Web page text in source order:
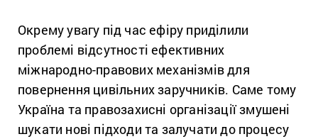
Окрему увагу під час ефіру приділили
проблемі відсутності ефективних
міжнародно-правових механізмів для
повернення цивільних заручників. Саме тому
Україна та правозахисні організації змушені
шукати нові підходи та залучати до процесу